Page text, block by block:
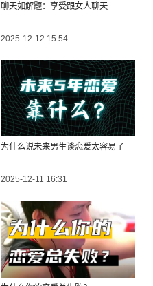
聊天如解题：享受跟女人聊天
2025-12-12 15:54
为什么说未来男生谈恋爱太容易了
2025-12-11 16:31